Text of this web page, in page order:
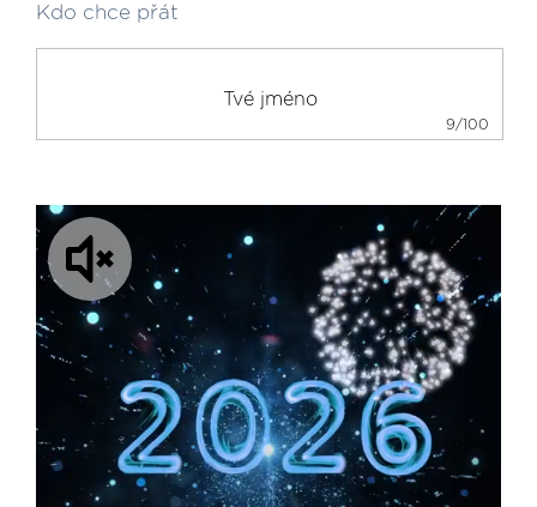
Kdo chce přát
9/100